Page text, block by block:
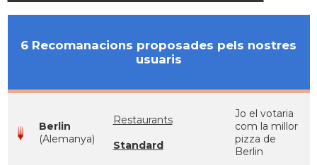
6 Recomanacions proposades pels nostres
usuaris
Berlin
(Alemanya)
Restaurants
Standard
Jo el votaria
com la millor
pizza de
Berlin